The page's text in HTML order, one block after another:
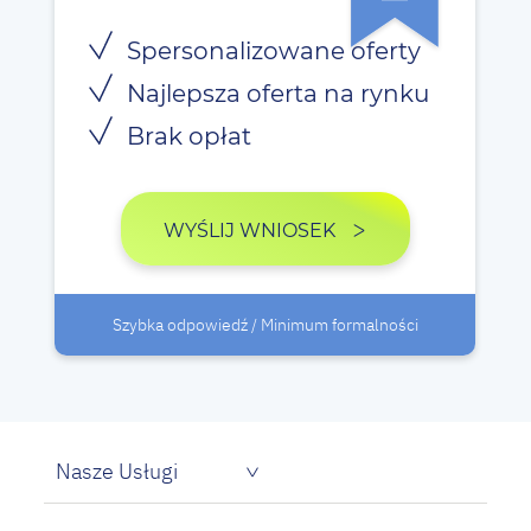
Spersonalizowane oferty
Najlepsza oferta na rynku
Brak opłat
WYŚLIJ WNIOSEK
Szybka odpowiedź / Minimum formalności
Nasze Usługi